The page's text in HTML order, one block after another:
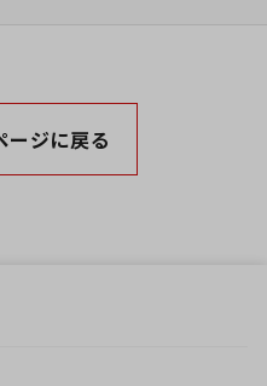
ージに戻る